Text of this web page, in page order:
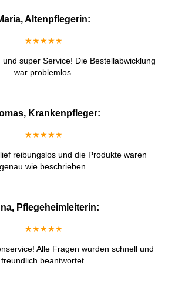
Altenpflegerin:
★★★★★
super Service! Die Bestellabwicklung
war problemlos.
Krankenpfleger:
★★★★★
reibungslos und die Produkte waren
genau wie beschrieben.
Pflegeheimleiterin:
★★★★★
Alle Fragen wurden schnell und
freundlich beantwortet.